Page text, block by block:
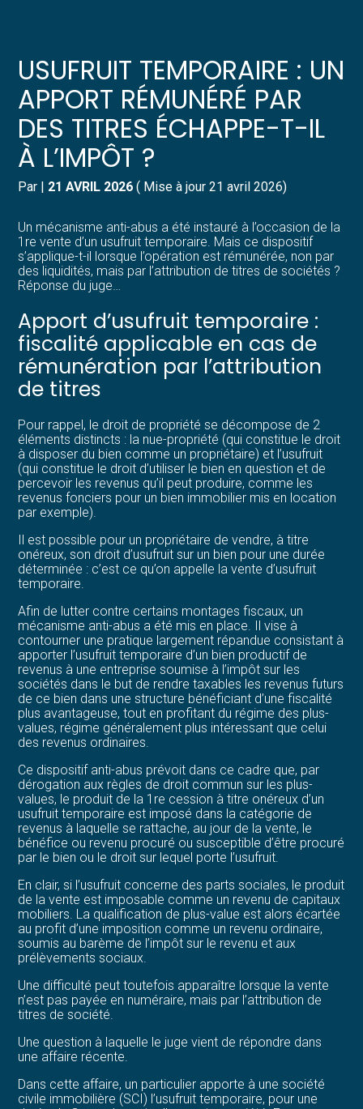
Gérer votre quotidien
Piloter votre entreprise
Développer votre entreprise
Structurer votre croissance
Être prêt pour la facturation
Suivre votre comptabilité
Gérer vos ressources humaines
Dématérialiser vos documents
USUFRUIT TEMPORAIRE : UN
APPORT RÉMUNÉRÉ PAR
DES TITRES ÉCHAPPE-T-IL
À L’IMPÔT ?
Par | 21 AVRIL 2026 ( Mise à jour 21 avril 2026)
Un mécanisme anti-abus a été instauré à l’occasion de la
1re vente d’un usufruit temporaire. Mais ce dispositif
s’applique-t-il lorsque l’opération est rémunérée, non par
des liquidités, mais par l’attribution de titres de sociétés ?
Réponse du juge…
Apport d’usufruit temporaire :
fiscalité applicable en cas de
rémunération par l’attribution
de titres
Pour rappel, le droit de propriété se décompose de 2
éléments distincts : la nue-propriété (qui constitue le droit
à disposer du bien comme un propriétaire) et l’usufruit
(qui constitue le droit d’utiliser le bien en question et de
percevoir les revenus qu’il peut produire, comme les
revenus fonciers pour un bien immobilier mis en location
par exemple).
Il est possible pour un propriétaire de vendre, à titre
onéreux, son droit d’usufruit sur un bien pour une durée
déterminée : c’est ce qu’on appelle la vente d’usufruit
temporaire.
Afin de lutter contre certains montages fiscaux, un
mécanisme anti-abus a été mis en place. Il vise à
contourner une pratique largement répandue consistant à
apporter l’usufruit temporaire d’un bien productif de
revenus à une entreprise soumise à l’impôt sur les
sociétés dans le but de rendre taxables les revenus futurs
de ce bien dans une structure bénéficiant d’une fiscalité
plus avantageuse, tout en profitant du régime des plus-
values, régime généralement plus intéressant que celui
des revenus ordinaires.
Ce dispositif anti-abus prévoit dans ce cadre que, par
dérogation aux règles de droit commun sur les plus-
values, le produit de la 1re cession à titre onéreux d’un
usufruit temporaire est imposé dans la catégorie de
revenus à laquelle se rattache, au jour de la vente, le
bénéfice ou revenu procuré ou susceptible d’être procuré
par le bien ou le droit sur lequel porte l’usufruit.
En clair, si l’usufruit concerne des parts sociales, le produit
de la vente est imposable comme un revenu de capitaux
mobiliers. La qualification de plus-value est alors écartée
au profit d’une imposition comme un revenu ordinaire,
soumis au barème de l’impôt sur le revenu et aux
prélèvements sociaux.
Une difficulté peut toutefois apparaître lorsque la vente
n’est pas payée en numéraire, mais par l’attribution de
titres de société.
Une question à laquelle le juge vient de répondre dans
une affaire récente.
Dans cette affaire, un particulier apporte à une société
civile immobilière (SCI) l’usufruit temporaire, pour une